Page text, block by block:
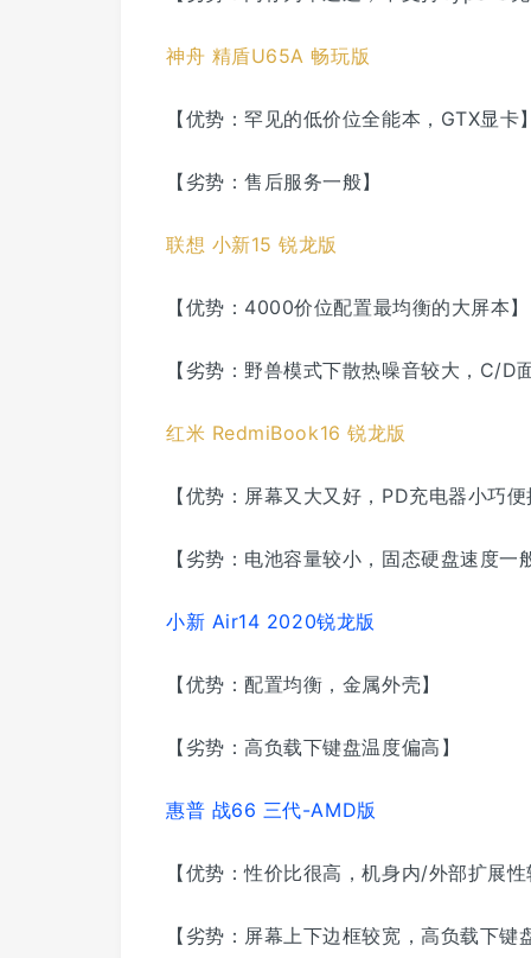
神舟 精盾U65A 畅玩版
【优势：罕见的低价位全能本，GTX显卡】
【劣势：售后服务一般】
联想 小新15 锐龙版
【优势：4000价位配置最均衡的大屏本】
【劣势：野兽模式下散热噪音较大，C/D
红米 RedmiBook16 锐龙版
【优势：屏幕又大又好，PD充电器小巧便
【劣势：电池容量较小，固态硬盘速度一
小新 Air14 2020锐龙版
【优势：配置均衡，金属外壳】
【劣势：高负载下键盘温度偏高】
惠普 战66 三代-AMD版
【优势：性价比很高，机身内/外部扩展性
【劣势：屏幕上下边框较宽，高负载下键